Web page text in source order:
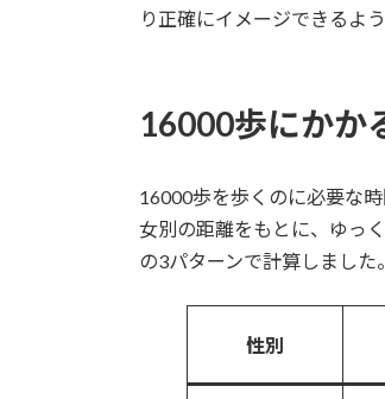
り正確にイメージできるよう
16000歩にかか
16000歩を歩くのに必要な
女別の距離をもとに、ゆっ
の3パターンで計算しました。
性別